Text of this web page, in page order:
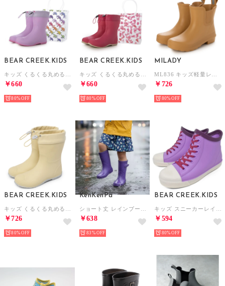
BEAR CREEK.KIDS
￥660
80%
BEAR CREEK.KIDS
￥660
80%
MILADY
￥726
80%
BEAR CREEK.KIDS
￥726
80%
KenKenPa
￥638
83%
BEAR CREEK.KIDS
￥594
80%